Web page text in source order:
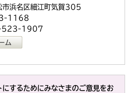
名区細江町気賀305
1168
523-1907
にするためにみなさまのご意見をお